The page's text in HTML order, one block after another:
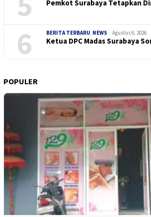
Pemkot Surabaya Tetapkan
6 BERITA TERBARU, NEWS Agustus 6, 2026
Ketua DPC Madas Surabaya
POPULER